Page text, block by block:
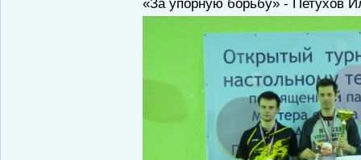
«За упорную борьбу» - Петухов